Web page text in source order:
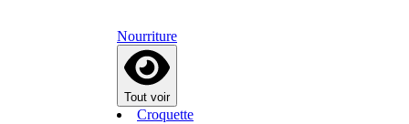
Nourriture
Tout voir
Croquette